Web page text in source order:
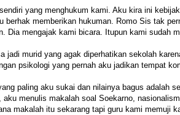
yang menghukum kami. Aku kira ini
berhak memberikan hukuman. Romo Sis tak
Dia mengajak kami bicara. Itupun kami sudah
jadi murid yang agak diperhatikan sekolah
psikologi yang pernah aku jadikan tempat
paling aku sukai dan nilainya bagus adalah
aku menulis makalah soal Soekarno,
makalah itu sekarang tapi guru kami memuji